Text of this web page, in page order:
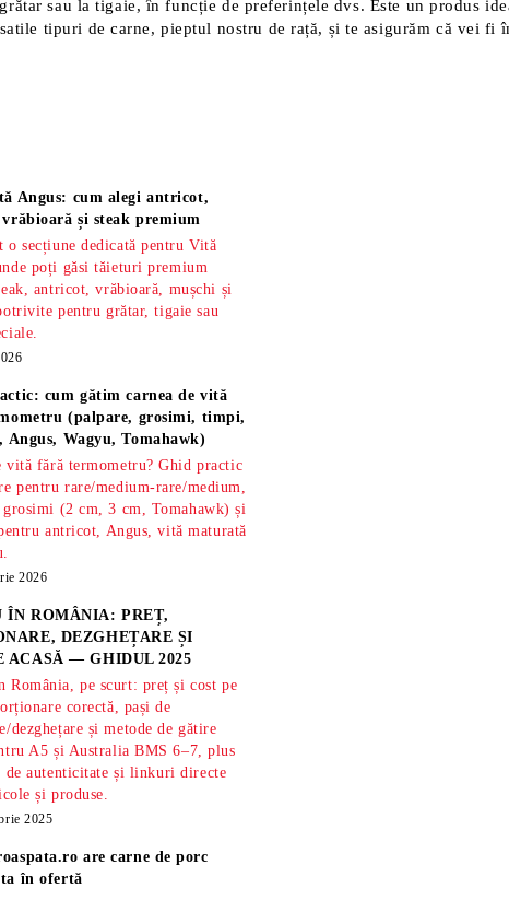
sau la tigaie, în funcție de preferințele dvs. Este un produs
tipuri de carne, pieptul nostru de rață, și te asigurăm că vei fi
Angus: cum alegi antricot,
și steak premium
o secțiune dedicată pentru Vită
poți găsi tăieturi premium
antricot, vrăbioară, mușchi și
pentru grătar, tigaie sau
cum gătim carnea de vită
(palpare, grosimi, timpi,
Angus, Wagyu, Tomahawk)
vită fără termometru? Ghid practic
pentru rare/medium-rare/medium,
(2 cm, 3 cm, Tomahawk) și
antricot, Angus, vită maturată
2026
ÎN ROMÂNIA: PREȚ,
DEZGHEȚARE ȘI
ACASĂ — GHIDUL 2025
România, pe scurt: preț și cost pe
corectă, pași de
dezghețare și metode de gătire
A5 și Australia BMS 6–7, plus
de autenticitate și linkuri directe
și produse.
2025
arecarne de porc
în ofertă